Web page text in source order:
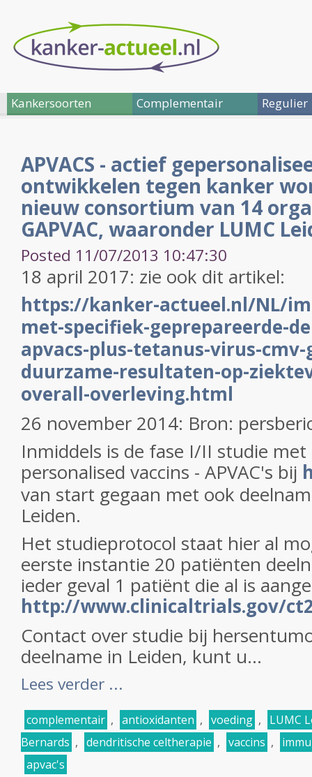
Kankersoorten Complementair Regulier
APVACS - actief
ontwikkelen tegen kanker
nieuw consortium van 14
GAPVAC, waaronder LUMC
Posted 11/07/2013 10:47:30
18 april 2017: zie ook dit artikel:
https://kanker-actueel.nl/NL/
met-specifiek-geprepareerde-
apvacs-plus-tetanus-virus-
duurzame-resultaten-op-
overall-overleving.html
26 november 2014: Bron:
Inmiddels is de fase I/II studie met
personalised vaccins - APVAC's bij
van start gegaan met ook
Leiden.
Het studieprotocol staat hier al
eerste instantie 20 patiënten
ieder geval 1 patiënt die al is
http://www.clinicaltrials.gov/
Contact over studie bij
deelname in Leiden, kunt u...
Lees verder ...
complementair , antioxidanten , voeding ,
LUMC
Bernards , dendritische celtherapie , vaccins ,
apvac's